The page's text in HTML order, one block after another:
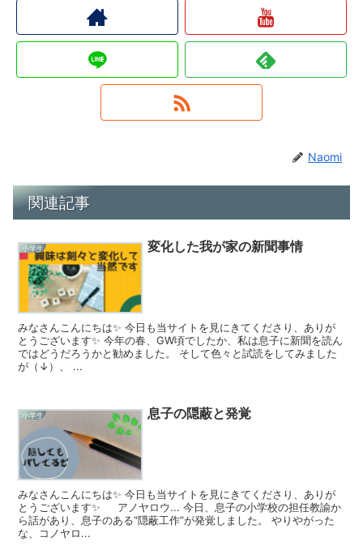
Naomi
関連記事
小学生 変化した我が家の新聞事情
みなさんこんにちは✨ 今日も当サイトを見にきてくださり、ありが
とうございます✨ 今年の春、GW頃でしたか、私は息子に新聞を読ん
ではどうだろうかと勧めました。 そして色々と試読をしてみました
が（↓）、 ...
小学生 息子の隠蔽と発覚
みなさんこんにちは✨ 今日も当サイトを見にきてくださり、ありが
とうございます✨ アノヤロウ... 今日、息子の小学校の担任教諭か
ら話があり、息子のある“隠蔽工作”が発覚しました。 やりやがった
な、コノヤロ...